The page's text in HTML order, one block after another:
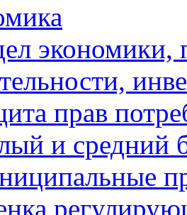
экономики,
прав
и средний